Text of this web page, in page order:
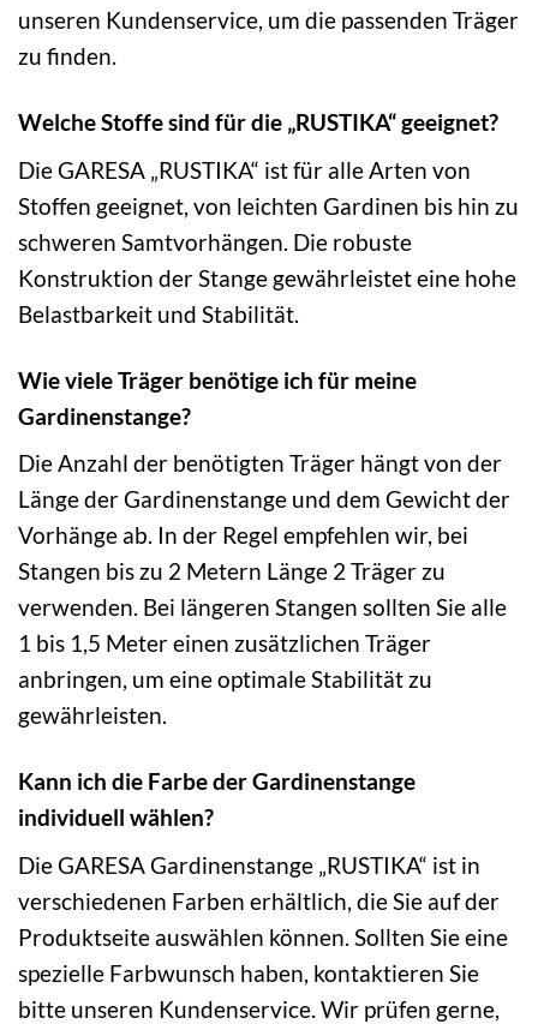
unseren Kundenservice, um die passenden Träger
zu finden.
Welche Stoffe sind für die „RUSTIKA“ geeignet?
Die GARESA „RUSTIKA“ ist für alle Arten von
Stoffen geeignet, von leichten Gardinen bis hin zu
schweren Samtvorhängen. Die robuste
Konstruktion der Stange gewährleistet eine hohe
Belastbarkeit und Stabilität.
Wie viele Träger benötige ich für meine
Gardinenstange?
Die Anzahl der benötigten Träger hängt von der
Länge der Gardinenstange und dem Gewicht der
Vorhänge ab. In der Regel empfehlen wir, bei
Stangen bis zu 2 Metern Länge 2 Träger zu
verwenden. Bei längeren Stangen sollten Sie alle
1 bis 1,5 Meter einen zusätzlichen Träger
anbringen, um eine optimale Stabilität zu
gewährleisten.
Kann ich die Farbe der Gardinenstange
individuell wählen?
Die GARESA Gardinenstange „RUSTIKA“ ist in
verschiedenen Farben erhältlich, die Sie auf der
Produktseite auswählen können. Sollten Sie eine
spezielle Farbwunsch haben, kontaktieren Sie
bitte unseren Kundenservice. Wir prüfen gerne,